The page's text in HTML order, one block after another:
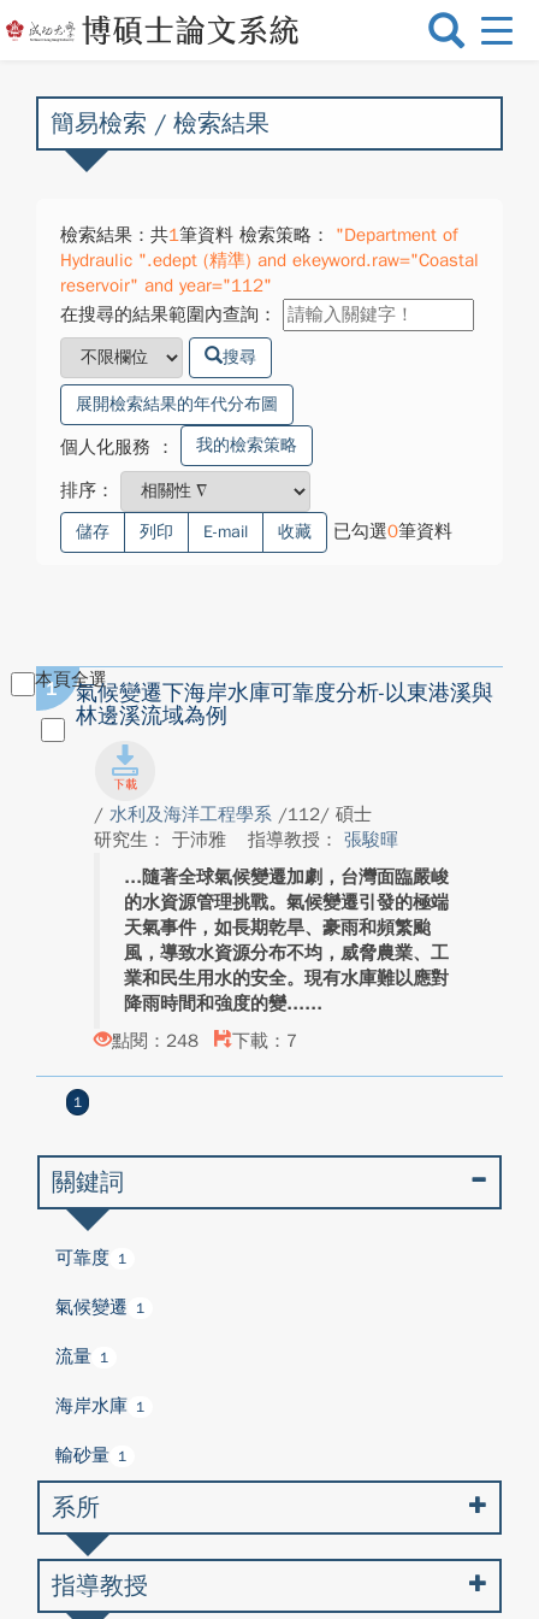
選
換
簡易檢索 / 檢索結果
檢索結果：共1筆資料 檢索策略：
"Department of
Hydraulic ".edept (精準) and ekeyword.raw="Coastal
reservoir" and year="112"
在搜尋的結果範圍內查詢：
搜尋
展開檢索結果的年代分布圖
個人化服務 ： 我的檢索策略
排序：
儲存 列印 E-mail 收藏 已勾選0筆資料
本頁全選
1
氣候變遷下海岸水庫可靠度分析-以東港溪與
林邊溪流域為例
/ 水利及海洋工程學系 /112/ 碩士
研究生： 于沛雅
指導教授： 張駿暉
隨著全球氣候變遷加劇，台灣面臨嚴峻
的水資源管理挑戰。氣候變遷引發的極端
天氣事件，如長期乾旱、豪雨和頻繁颱
風，導致水資源分布不均，威脅農業、工
業和民生用水的安全。現有水庫難以應對
降雨時間和強度的變...
點閱：248
下載：7
1
關鍵詞
可靠度 1
氣候變遷 1
流量 1
海岸水庫 1
輸砂量 1
系所
指導教授